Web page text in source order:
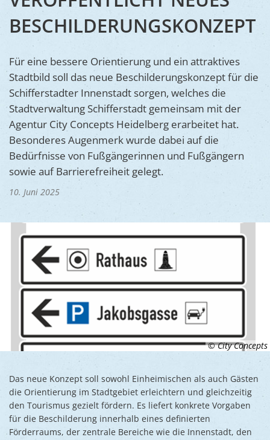
Ukraine
Ernst-
BESCHILDERUNGSKONZEPT
Für eine bessere Orientierung und ein attraktives
Stadtbild soll das neue Beschilderungskonzept für die
Schifferstadter Innenstadt sorgen, welches die
Stadtverwaltung Schifferstadt gemeinsam mit der
Agentur City Concepts Heidelberg erarbeitet hat.
Besonderes Augenmerk wurde dabei auf die
Bedürfnisse von Fußgängerinnen und Fußgängern
sowie auf Barrierefreiheit gelegt.
10. Juni 2025
© City Concepts
Das neue Konzept soll sowohl Einheimischen als auch Gästen
die Orientierung im Stadtgebiet erleichtern und gleichzeitig
den Tourismus gezielt fördern. Es liefert konkrete Vorgaben
für die Beschilderung innerhalb eines definierten
Förderraums, der zentrale Bereiche wie die Innenstadt, den